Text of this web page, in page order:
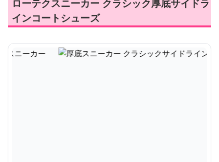
ローテクスニーカー クラシック厚底サイドラ
インコートシューズ